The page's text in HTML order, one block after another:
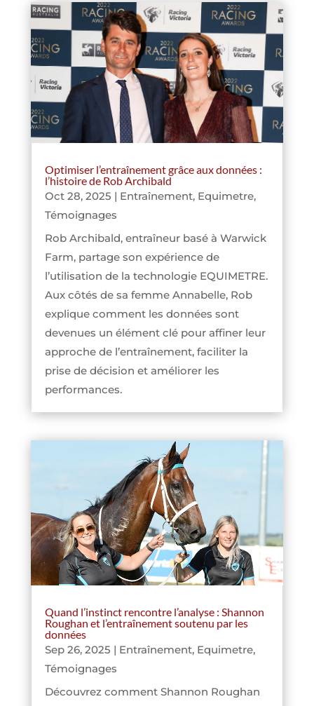
Optimiser l’entraînement grâce aux données :
l’histoire de Rob Archibald
Oct 28, 2025 | Entraînement, Equimetre,
Témoignages
Rob Archibald, entraîneur basé à Warwick
Farm, partage son expérience de
l’utilisation de la technologie EQUIMETRE.
Aux côtés de sa femme Annabelle, Rob
explique comment les données sont
devenues un élément clé pour affiner leur
approche de l’entraînement, faciliter la
prise de décision et améliorer les
performances.
Quand l’instinct rencontre l’analyse : Shannon
Roughan et l’entraînement soutenu par les
données
Sep 26, 2025 | Entraînement, Equimetre,
Témoignages
Découvrez comment Shannon Roughan